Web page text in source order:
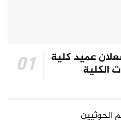
عميد كلية
الكلية
الحوثيين